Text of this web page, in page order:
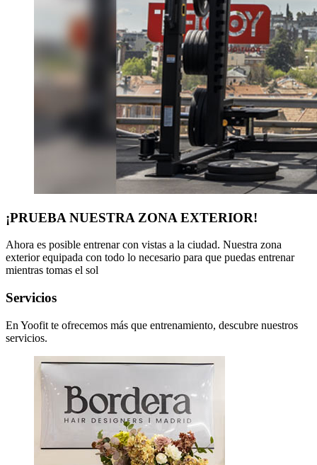
¡PRUEBA NUESTRA ZONA EXTERIOR!
Ahora es posible entrenar con vistas a la ciudad. Nuestra zona
exterior equipada con todo lo necesario para que puedas entrenar
mientras tomas el sol
Servicios
En Yoofit te ofrecemos más que entrenamiento, descubre nuestros
servicios.